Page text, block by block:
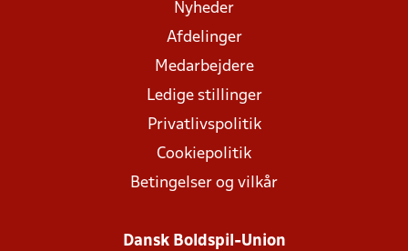
Nyheder
Afdelinger
Medarbejdere
Ledige stillinger
Privatlivspolitik
Cookiepolitik
Betingelser og vilkår
Dansk Boldspil-Union